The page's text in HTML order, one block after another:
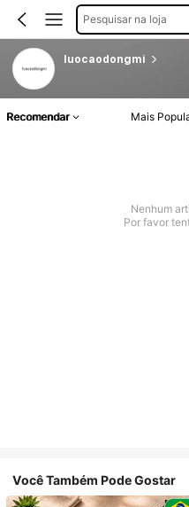
Pesquisar na loja
luocaodongmi
Recomendar Mais
Nenhum
Por favor
Você Também Pode Gostar